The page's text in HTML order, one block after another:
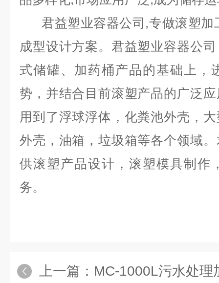
君益塑业容器公司,专做滚塑
成型设计方案。君益塑业容器公
式储罐、加药桶产品的基础上，
势，并结合目前滚塑产品的广泛
用到了浮球浮体，化粪池外壳，
外壳，油箱，垃圾箱等各个领域
供滚塑产品设计，滚塑模具制作
务。
上一篇： MC-1000L污水处理